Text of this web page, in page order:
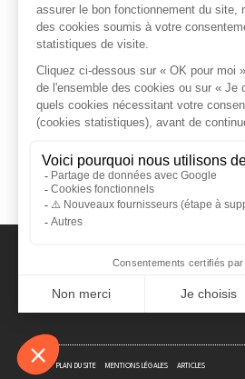
ORDRE DES AVOCATS DE
PLAN DU SITE MENTIONS LÉGALES ARTICLES